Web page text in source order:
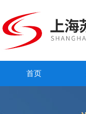
首页